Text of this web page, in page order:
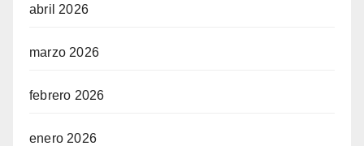
abril 2026
marzo 2026
febrero 2026
enero 2026